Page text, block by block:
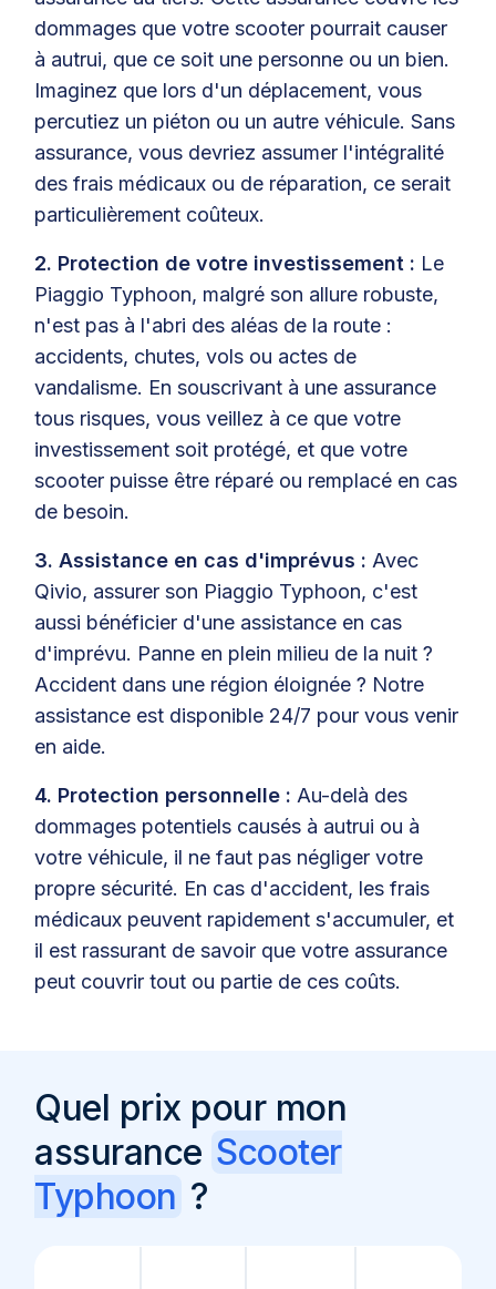
dommages que votre scooter pourrait causer
à autrui, que ce soit une personne ou un bien.
Imaginez que lors d'un déplacement, vous
percutiez un piéton ou un autre véhicule. Sans
assurance, vous devriez assumer l'intégralité
des frais médicaux ou de réparation, ce serait
particulièrement coûteux.
2. Protection de votre investissement : Le
Piaggio Typhoon, malgré son allure robuste,
n'est pas à l'abri des aléas de la route :
accidents, chutes, vols ou actes de
vandalisme. En souscrivant à une assurance
tous risques, vous veillez à ce que votre
investissement soit protégé, et que votre
scooter puisse être réparé ou remplacé en cas
de besoin.
3. Assistance en cas d'imprévus : Avec
Qivio, assurer son Piaggio Typhoon, c'est
aussi bénéficier d'une assistance en cas
d'imprévu. Panne en plein milieu de la nuit ?
Accident dans une région éloignée ? Notre
assistance est disponible 24/7 pour vous venir
en aide.
4. Protection personnelle : Au-delà des
dommages potentiels causés à autrui ou à
votre véhicule, il ne faut pas négliger votre
propre sécurité. En cas d'accident, les frais
médicaux peuvent rapidement s'accumuler, et
il est rassurant de savoir que votre assurance
peut couvrir tout ou partie de ces coûts.
Quel prix pour mon
assurance Scooter
Typhoon ?